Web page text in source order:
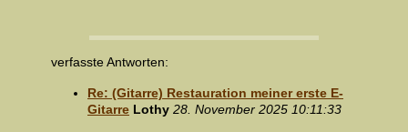
verfasste Antworten:
Re: (Gitarre) Restauration meiner erste E-
Gitarre Lothy 28. November 2025 10:11:33